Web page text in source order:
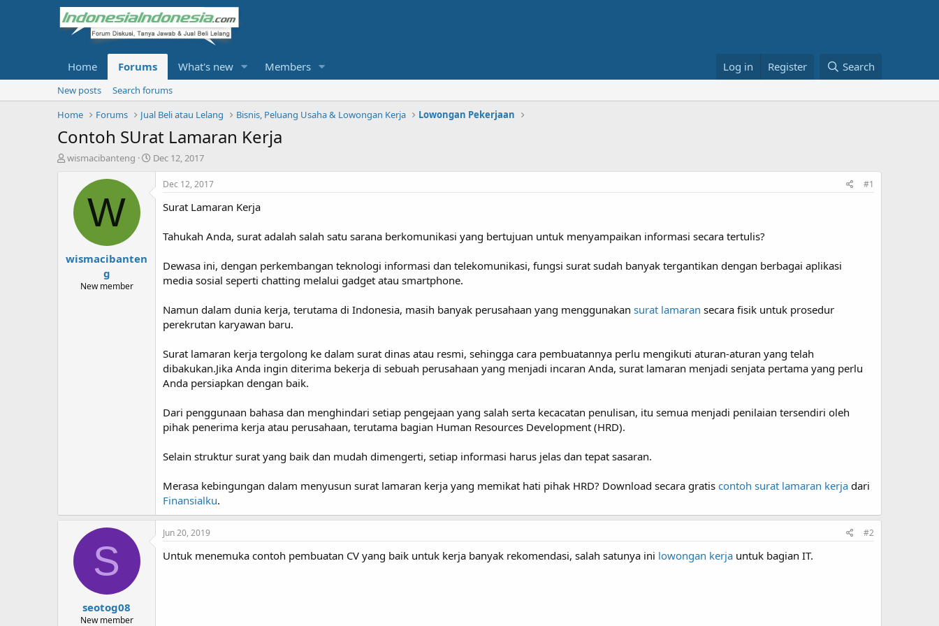
Home Forums What's new Members Log in Register Search
New posts
Search forums
Home
Forums Jual Beli atau Lelang Bisnis, Peluang Usaha & Lowongan Kerja Lowongan Pekerjaan
Contoh SUrat Lamaran Kerja
T
a
wismacibanteng
S
Dec 12, 2017
W
wismacibanten
g
New member
Dec 12, 2017 #1
Surat Lamaran Kerja
Tahukah Anda, surat adalah salah satu sarana berkomunikasi yang bertujuan untuk menyampaikan informasi secara tertulis?
Dewasa ini, dengan perkembangan teknologi informasi dan telekomunikasi, fungsi surat sudah banyak tergantikan dengan berbagai aplikasi
media sosial seperti chatting melalui gadget atau smartphone.
Namun dalam dunia kerja, terutama di Indonesia, masih banyak perusahaan yang menggunakan surat lamaran secara fisik untuk prosedur
perekrutan karyawan baru.
Surat lamaran kerja tergolong ke dalam surat dinas atau resmi, sehingga cara pembuatannya perlu mengikuti aturan-aturan yang telah
dibakukan.Jika Anda ingin diterima bekerja di sebuah perusahaan yang menjadi incaran Anda, surat lamaran menjadi senjata pertama yang perlu
Anda persiapkan dengan baik.
Dari penggunaan bahasa dan menghindari setiap pengejaan yang salah serta kecacatan penulisan, itu semua menjadi penilaian tersendiri oleh
pihak penerima kerja atau perusahaan, terutama bagian Human Resources Development (HRD).
Selain struktur surat yang baik dan mudah dimengerti, setiap informasi harus jelas dan tepat sasaran.
Merasa kebingungan dalam menyusun surat lamaran kerja yang memikat hati pihak HRD? Download secara gratis contoh surat lamaran kerja dari
Finansialku.
S
seotog08
New member
Jun 20, 2019 #2
Untuk menemuka contoh pembuatan CV yang baik untuk kerja banyak rekomendasi, salah satunya ini lowongan kerja untuk bagian IT.